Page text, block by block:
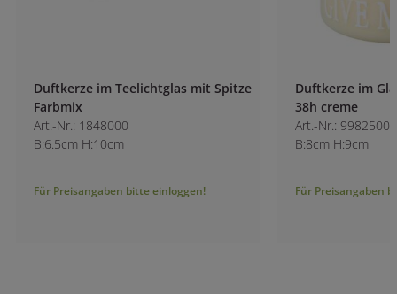
Duftkerze im Teelichtglas mit Spitze
Farbmix
Art.-Nr.: 1848000
B:6.5cm H:10cm
Für Preisangaben bitte einloggen!
Duftkerze im
38h creme
Art.-Nr.: 9982500-
B:8cm H:9cm
Für Preisangaben